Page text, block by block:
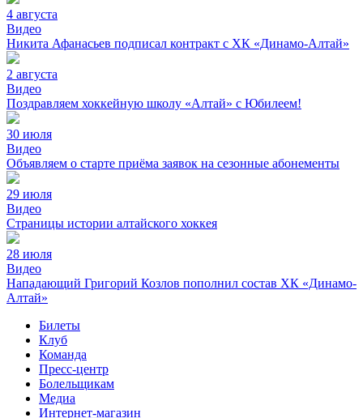
4 августа
Видео
Никита Афанасьев подписал контракт с ХК «Динамо-Алтай»
2 августа
Видео
Поздравляем хоккейную школу «Алтай» с Юбилеем!
30 июля
Видео
Объявляем о старте приёма заявок на сезонные абонементы
29 июля
Видео
Страницы истории алтайского хоккея
28 июля
Видео
Нападающий Григорий Козлов пополнил состав ХК «Динамо-
Алтай»
Билеты
Клуб
Команда
Пресс-центр
Болельщикам
Медиа
Интернет-магазин